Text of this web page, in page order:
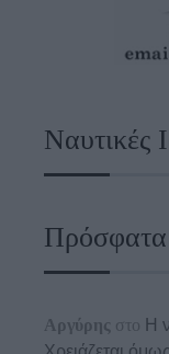
Ναυτικές
Πρόσφατα
Αργύρης στο Η